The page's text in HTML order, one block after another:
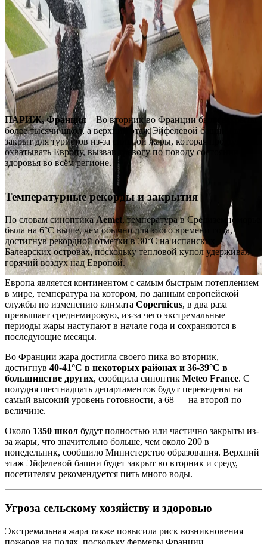
ПАРИЖ, Франция– Во вторник во Франции были закрыты
более тысячи школ, а верхний этаж Эйфелевой башни был
закрыт для туристов из-за сильной жары, которая продолжала
охватывать Европу, вызвав тревогу по поводу состояния
здоровья во всём регионе.
Температурные рекорды и закрытия
По словам синоптикаAemet, температура в Средиземноморье
была на 6°C выше, чем обычно для этого времени года,
достигнув рекордной отметки в 30°C на испанских
Балеарских островах, поскольку тепловой купол удерживал
горячий воздух над Европой.
Европа является континентом с самым быстрым потеплением
в мире, температура на котором, по данным европейской
службы по изменению климата Copernicus, в два раза
превышает среднемировую, из-за чего экстремальные
периоды жары наступают в начале года и сохраняются в
последующие месяцы.
Во Франции жара достигла своего пика во вторник,
достигнув 40-41°C в некоторых районах и 36-39°C в
большинстве других, сообщила синоптик Meteo France. С
полудня шестнадцать департаментов будут переведены на
самый высокий уровень готовности, а 68 — на второй по
величине.
Около 1350 школ будут полностью или частично закрыты из-
за жары, что значительно больше, чем около 200 в
понедельник, сообщило Министерство образования. Верхний
этаж Эйфелевой башни будет закрыт во вторник и среду,
посетителям рекомендуется пить много воды.
Угроза сельскому хозяйству и здоровью
Экстремальная жара также повысила риск возникновения
пожаров на полях, поскольку фермеры Франции,